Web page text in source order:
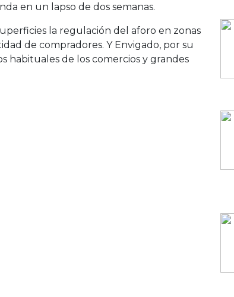
en un lapso de dos semanas.
la regulación del aforo en zonas
de compradores. Y Envigado, por su
habituales de los comercios y grandes